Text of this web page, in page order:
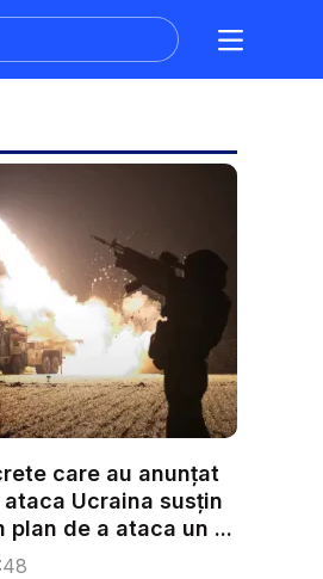
care au anunțat
Ucraina susțin
plan de a ataca un ...